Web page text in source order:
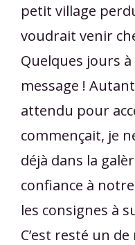
petit village
voudrait venir
Quelques jours
message !
attendu pour
commençait, je
déjà dans la
confiance à
les consignes à
C’est resté un